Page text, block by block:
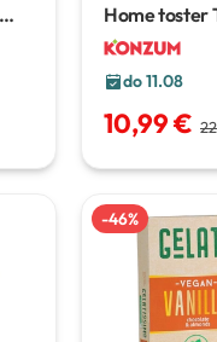
Home toster
do 11.08
10,99 €
-46%